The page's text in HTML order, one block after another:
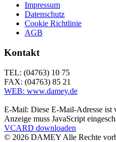
Impressum
Datenschutz
Cookie Richtlinie
AGB
Kontakt
TEL: (04763) 10 75
FAX: (04763) 85 21
WEB: www.damey.de
E-Mail: Diese E-Mail-Adresse ist
Anzeige muss JavaScript
VCARD downloaden
© 2026 DAMEY Alle Rechte